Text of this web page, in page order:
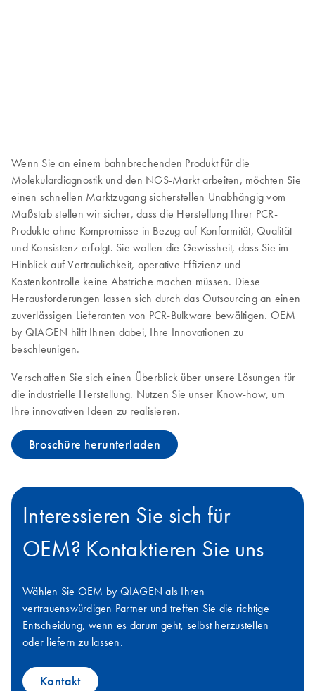
Wenn Sie an einem bahnbrechenden Produkt für die
Molekulardiagnostik und den NGS-Markt arbeiten, möchten Sie
einen schnellen Marktzugang sicherstellen Unabhängig vom
Maßstab stellen wir sicher, dass die Herstellung Ihrer PCR-
Produkte ohne Kompromisse in Bezug auf Konformität, Qualität
und Konsistenz erfolgt. Sie wollen die Gewissheit, dass Sie im
Hinblick auf Vertraulichkeit, operative Effizienz und
Kostenkontrolle keine Abstriche machen müssen. Diese
Herausforderungen lassen sich durch das Outsourcing an einen
zuverlässigen Lieferanten von PCR-Bulkware bewältigen. OEM
by QIAGEN hilft Ihnen dabei, Ihre Innovationen zu
beschleunigen.
Verschaffen Sie sich einen Überblick über unsere Lösungen für
die industrielle Herstellung. Nutzen Sie unser Know-how, um
Ihre innovativen Ideen zu realisieren.
Broschüre herunterladen
Interessieren Sie sich für
OEM? Kontaktieren Sie uns
Wählen Sie OEM by QIAGEN als Ihren
vertrauenswürdigen Partner und treffen Sie die richtige
Entscheidung, wenn es darum geht, selbst herzustellen
oder liefern zu lassen.
Kontakt